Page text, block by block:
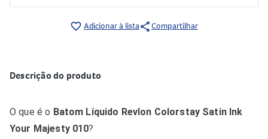
favorite_border Adicionar à listashareCompartilhar
Descrição do produto
O que é o Batom Líquido Revlon Colorstay Satin Ink
Your Majesty 010?